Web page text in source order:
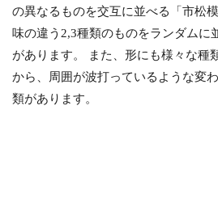
の異なるものを交互に並べる「市松
味の違う2,3種類のものをランダムに
があります。 また、形にも様々な種
から、周囲が波打っているような変
類があります。